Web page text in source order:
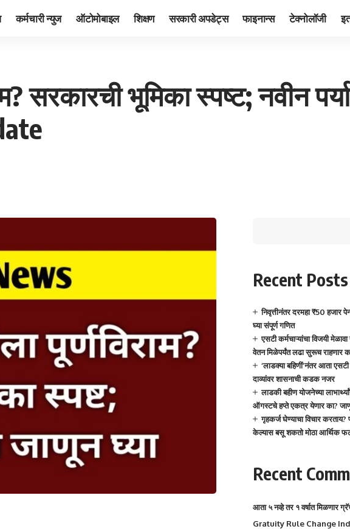
कर्मचारी न्युज ऑटोमोबाइल शिक्षण सरकारी अपडेट्स फाइनान्स टेक्नोलॉजी
सरकारची भूमिका स्पष्ट; नवीन
Recent Posts
निवृत्तीनंतर दरमहा ₹50 हजार
घ्या संपूर्ण गणित
एसटी कर्मचाऱ्यांचा विजयी
वेतन मिळेपर्यंत लढा सुरूच राहणार
‘लाडक्या बहिणीं’नंतर आता एसटी
दाव्यांवर शासनाची कडक नजर
लाडकी बहीण योजनेच्या
ऑगस्टचे हप्ते एकत्र येणार का?
गृहकर्ज घेण्याचा विचार करताय?
केल्यास बसू शकतो मोठा आर्थिक
Recent
आता ५ नव्हे तर १ वर्षात मिळणार
Gratuity Rule Change